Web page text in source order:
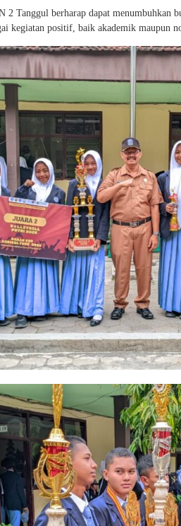
Tanggul berharap dapat menumbuhkan
kegiatan positif, baik akademik maupun